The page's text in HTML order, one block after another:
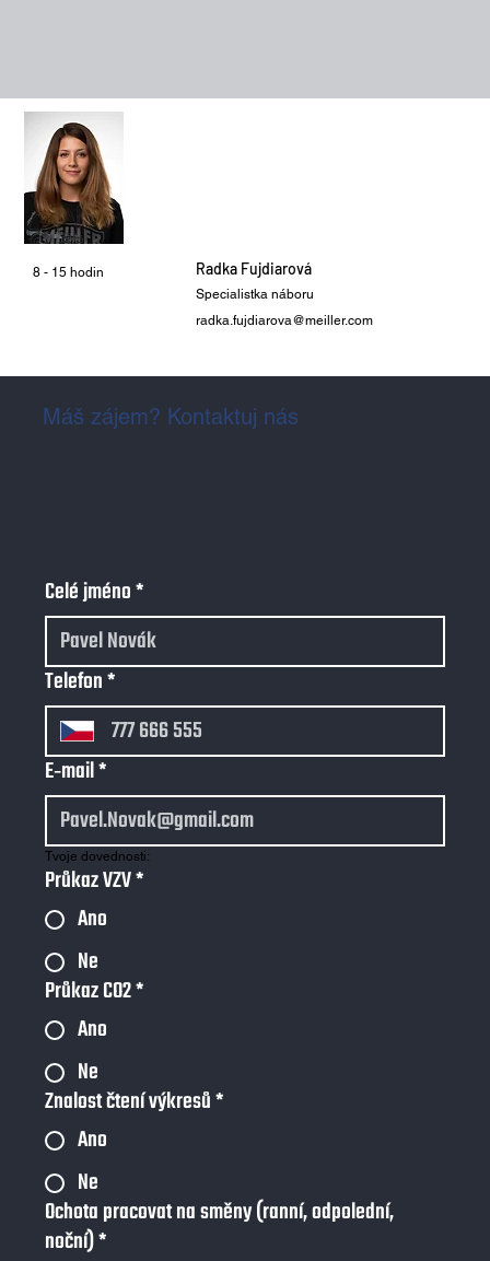
Radka Fujdiarová
Specialistka náboru
radka.fujdiarova@meiller.com
8 - 15 hodin
Máš zájem? Kontaktuj nás
Celé jméno*
Telefon*
E‑mail*
Tvoje dovednosti:
Průkaz VZV*
Ano
Ne
Průkaz CO2*
Ano
Ne
Znalost čtení výkresů*
Ano
Ne
Ochota pracovat na směny (ranní, odpolední,
noční)*